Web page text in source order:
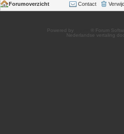
Forumoverzicht Contact
Powered by
® Forum
Nederlandse vertaling